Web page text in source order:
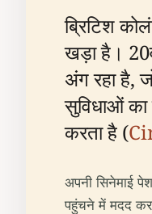
ब्रिटिश
खड़ा है।
अंग रहा है,
सुविधाओं का
करता है (
अपनी सिनेमाई
पहुंचने में मदद